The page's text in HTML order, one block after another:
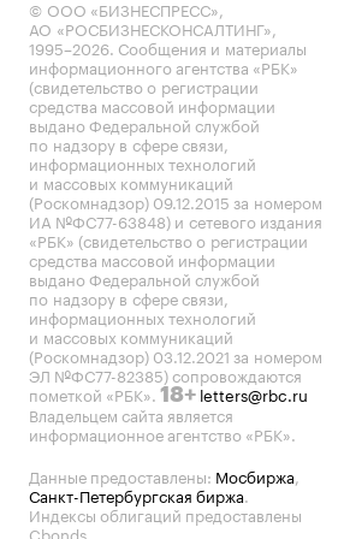
© ООО «БИЗНЕСПРЕСС»,
АО «РОСБИЗНЕСКОНСАЛТИНГ»,
1995–2026. Сообщения и материалы
информационного агентства «РБК»
(свидетельство о регистрации
средства массовой информации
выдано Федеральной службой
по надзору в сфере связи,
информационных технологий
и массовых коммуникаций
(Роскомнадзор) 09.12.2015 за номером
ИА №ФС77-63848) и сетевого издания
«РБК» (свидетельство о регистрации
средства массовой информации
выдано Федеральной службой
по надзору в сфере связи,
информационных технологий
и массовых коммуникаций
(Роскомнадзор) 03.12.2021 за номером
ЭЛ №ФС77-82385) сопровождаются
пометкой «РБК». 18+ letters@rbc.ru
Владельцем сайта является
информационное агентство «РБК».
Данные предоставлены: Мосбиржа,
Санкт-Петербургская биржа.
Индексы облигаций предоставлены
Cbonds.